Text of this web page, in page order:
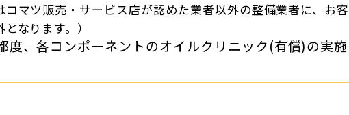
コマツ販売・サービス店が認めた業者以外の整備業者に、お
なります。）
度、各コンポーネントのオイルクリニック(有償)の実施